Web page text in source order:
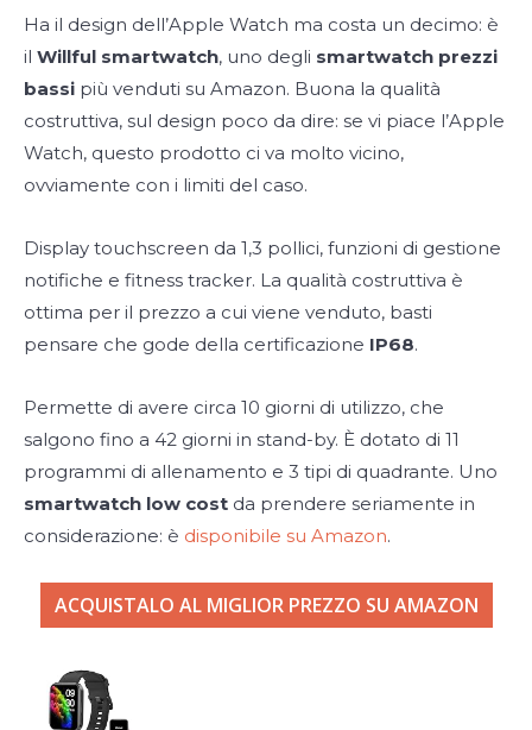
Ha il design dell’Apple Watch ma costa un decimo: è
il Willful smartwatch, uno degli smartwatch prezzi
bassi più venduti su Amazon. Buona la qualità
costruttiva, sul design poco da dire: se vi piace l’Apple
Watch, questo prodotto ci va molto vicino,
ovviamente con i limiti del caso.
Display touchscreen da 1,3 pollici, funzioni di gestione
notifiche e fitness tracker. La qualità costruttiva è
ottima per il prezzo a cui viene venduto, basti
pensare che gode della certificazione IP68.
Permette di avere circa 10 giorni di utilizzo, che
salgono fino a 42 giorni in stand-by. È dotato di 11
programmi di allenamento e 3 tipi di quadrante. Uno
smartwatch low cost da prendere seriamente in
considerazione: è disponibile su Amazon.
ACQUISTALO AL MIGLIOR PREZZO SU AMAZON